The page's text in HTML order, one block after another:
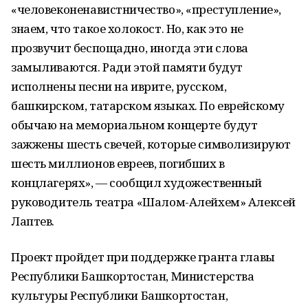
«человеконенавистничество», «преступление»,
знаем, что такое холокост. Но, как это не
прозвучит беспощадно, иногда эти слова
замыливаются. Ради этой памяти будут
исполнены песни на иврите, русском,
башкирском, татарском языках. По еврейскому
обычаю на мемориальном концерте будут
зажжены шесть свечей, которые символизируют
шесть миллионов евреев, погибших в
концлагерях», — сообщил художественный
руководитель театра «Шалом-Алейхем» Алексей
Лаптев.
Проект пройдет при поддержке гранта главы
Республики Башкортостан, Министерства
культуры Республики Башкортостан,